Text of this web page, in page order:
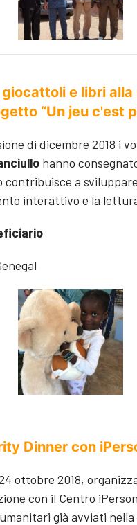
e libri
“Un jeu c'est
di dicembre 2018 i
hanno
contribuisce a
interattivo e la
Dinner con
ottobre 2018,
con il Centro
già avviati